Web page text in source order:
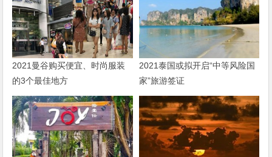
2021曼谷购买便宜、时尚服装
的3个最佳地方
2021泰国或拟开启“中等风险国
家”旅游签证